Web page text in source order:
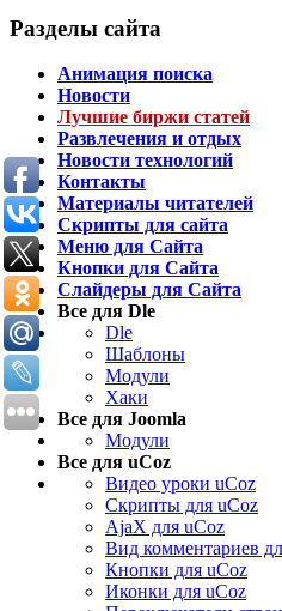
Разделы сайта
Анимация поиска
Новости
Лучшие биржи статей
Развлечения и отдых
Новости технологий
Контакты
Материалы читателей
Скрипты для сайта
Меню для Сайта
Кнопки для Сайта
Слайдеры для Сайта
Все для Dle
Dle
Шаблоны
Модули
Хаки
Все для Joomla
Модули
Все для uCoz
Видео уроки uCoz
Скрипты для uCoz
AjaX для uCoz
Вид комментариев
Кнопки для uCoz
Иконки для uCoz